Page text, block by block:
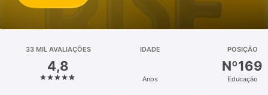
Plataforma
iPhone
33 MIL AVALIAÇÕES
4,8
IDADE
Anos
POSIÇÃO
Nº169
Educação